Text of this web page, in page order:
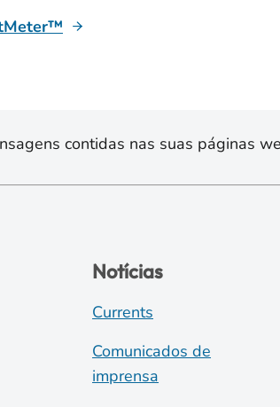
contidas nas suas páginas
Notícias
Currents
Comunicados de
imprensa